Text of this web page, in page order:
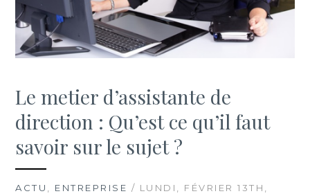
Le metier d’assistante de
direction : Qu’est ce qu’il faut
savoir sur le sujet ?
ACTU ENTREPRISE / LUNDI, FÉVRIER 13TH,